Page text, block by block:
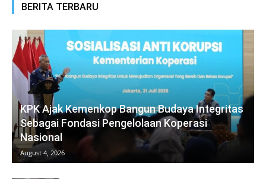
BERITA TERBARU
KPK Ajak Kemenkop Bangun Budaya Integritas
Sebagai Fondasi Pengelolaan Koperasi
Nasional
August 4, 2026